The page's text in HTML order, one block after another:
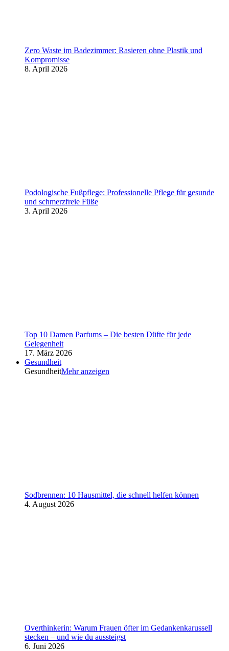
Zero Waste im Badezimmer: Rasieren ohne Plastik und
Kompromisse
8. April 2026
Podologische Fußpflege: Professionelle Pflege für gesunde
und schmerzfreie Füße
3. April 2026
Top 10 Damen Parfums – Die besten Düfte für jede
Gelegenheit
17. März 2026
Gesundheit
GesundheitMehr anzeigen
Sodbrennen: 10 Hausmittel, die schnell helfen können
4. August 2026
Overthinkerin: Warum Frauen öfter im Gedankenkarussell
stecken – und wie du aussteigst
6. Juni 2026